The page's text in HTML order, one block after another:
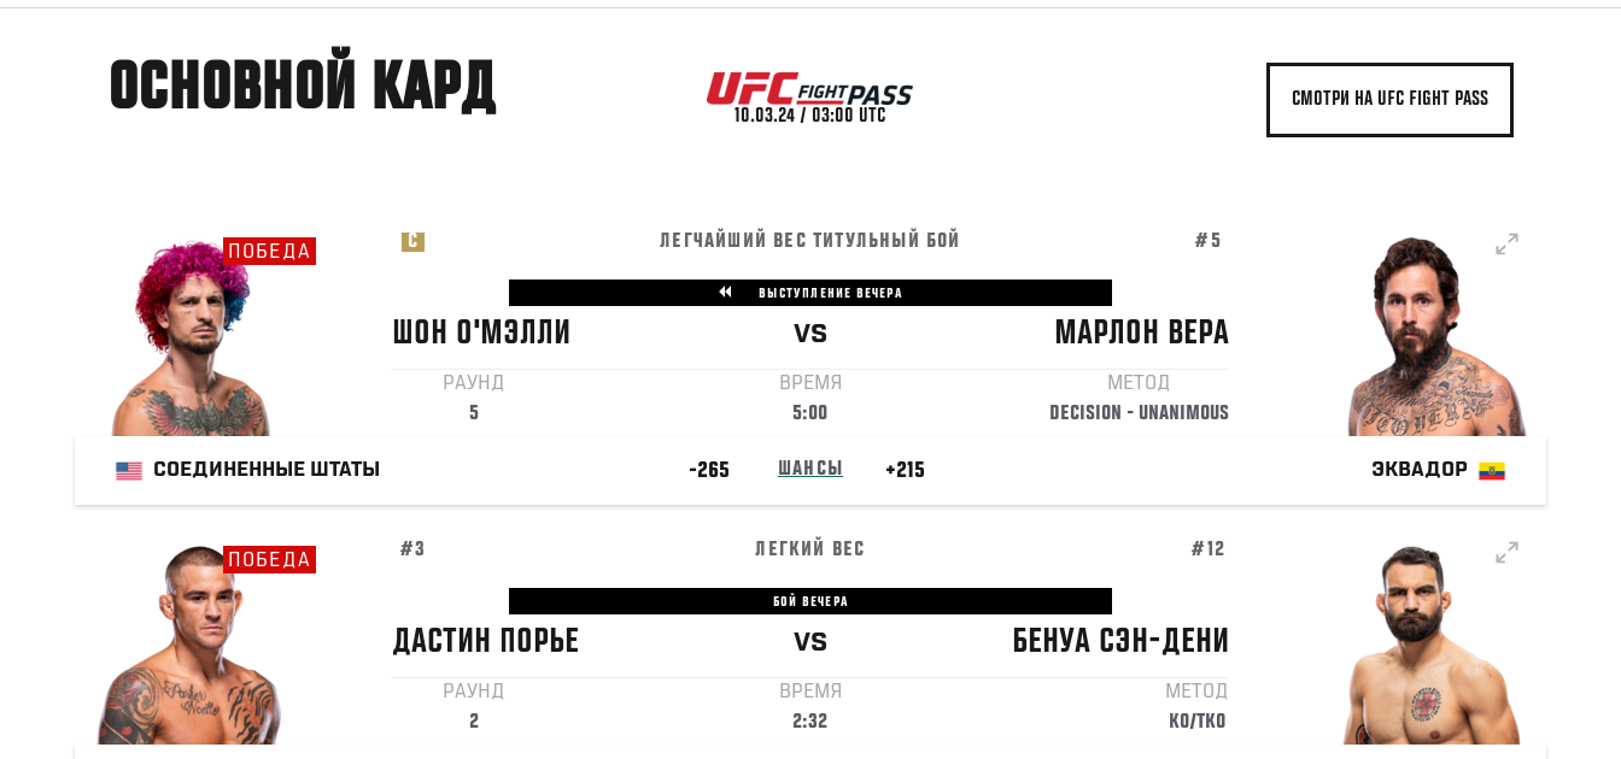
ОСНОВНОЙ КАРД 10.03.24 / 03:00 UTC
СМОТРИ НА UFC FIGHT PASS
ПОБЕДА
C ЛЕГЧАЙШИЙ ВЕС ТИТУЛЬНЫЙ БОЙ #5
ВЫСТУПЛЕНИЕ ВЕЧЕРА
ШОН О'МЭЛЛИ VS МАРЛОН ВЕРА
РАУНД
5
ВРЕМЯ
5:00
МЕТОД
DECISION - UNANIMOUS
СОЕДИНЕННЫЕ ШТАТЫ -265 ШАНСЫ +215 ЭКВАДОР
ПОБЕДА
#3 ЛЕГКИЙ ВЕС #12
БОЙ ВЕЧЕРА
ДАСТИН ПОРЬЕ VS БЕНУА СЭН-ДЕНИ
РАУНД
2
ВРЕМЯ
2:32
МЕТОД
KO/TKO